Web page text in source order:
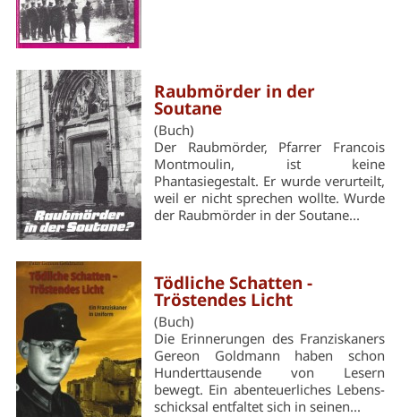
Raubmörder in der
Soutane
(Buch)
Der Raubmörder, Pfarrer Francois
Montmoulin, ist keine
Phantasiegestalt. Er wurde verurteilt,
weil er nicht sprechen wollte. Wurde
der Raubmörder in der Soutane...
Tödliche Schatten -
Tröstendes Licht
(Buch)
Die Erinnerungen des Franziskaners
Gereon Goldmann haben schon
Hunderttausende von Lesern
bewegt. Ein abenteuerliches Lebens­
schicksal entfaltet sich in seinen...